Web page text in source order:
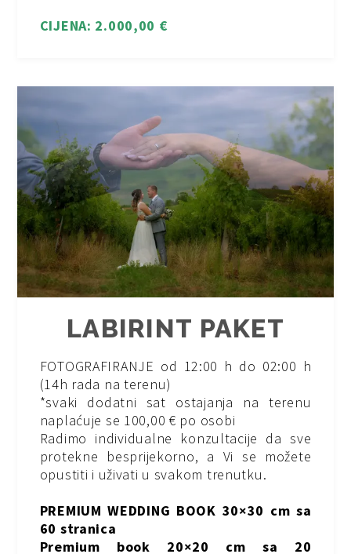
CIJENA: 2.000,00 €
LABIRINT PAKET
FOTOGRAFIRANJE od 12:00 h do 02:00 h
(14h rada na terenu)
*svaki dodatni sat ostajanja na terenu
naplaćuje se 100,00 € po osobi
Radimo individualne konzultacije da sve
protekne besprijekorno, a Vi se možete
opustiti i uživati u svakom trenutku.
PREMIUM WEDDING BOOK 30×30 cm sa
60 stranica
Premium book 20×20 cm sa 20